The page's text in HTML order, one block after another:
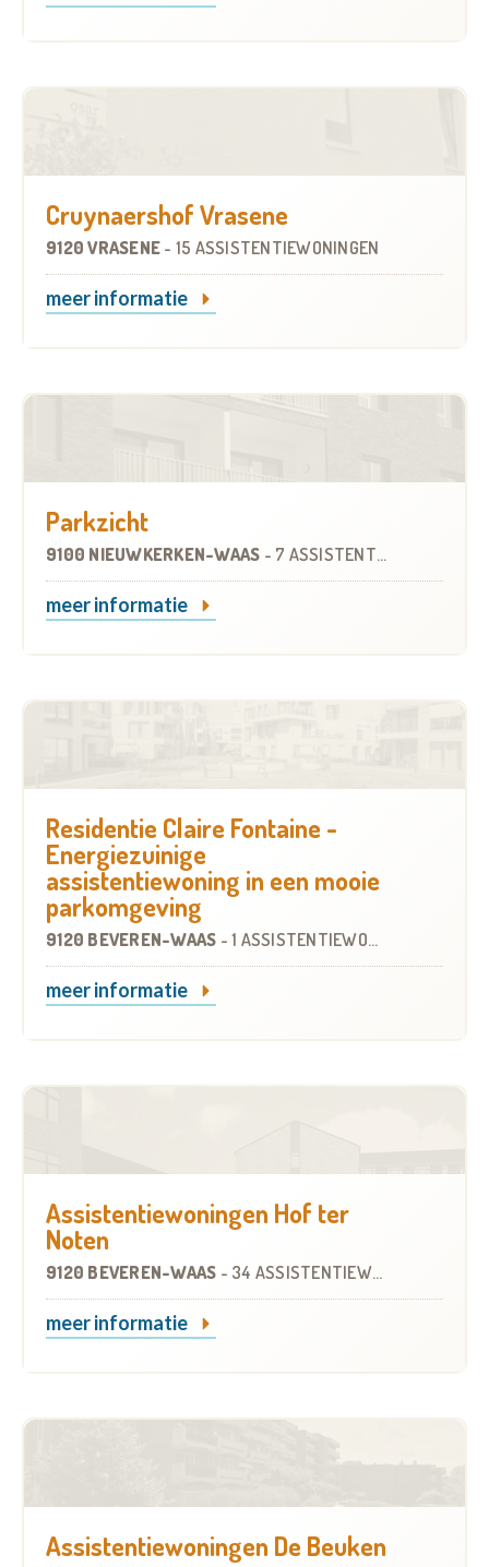
Cruynaershof Vrasene
9120 VRASENE - 15 ASSISTENTIEWONINGEN
meer informatie
Parkzicht
9100 NIEUWKERKEN-WAAS - 7 ASSISTENTIEWONINGEN
meer informatie
Residentie Claire Fontaine -
Energiezuinige
assistentiewoning in een mooie
parkomgeving
9120 BEVEREN-WAAS - 1 ASSISTENTIEWONING
meer informatie
Assistentiewoningen Hof ter
Noten
9120 BEVEREN-WAAS - 34 ASSISTENTIEWONINGEN
meer informatie
Assistentiewoningen De Beuken